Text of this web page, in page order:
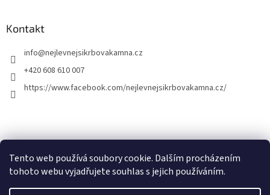
Tento web používá soubory cookie. Dalším procházením
tohoto webu vyjadřujete souhlas s jejich používáním.
Kontakt
info@nejlevnejsikrbovakamna.cz
+420 608 610 007
https://www.facebook.com/nejlevnejsikrbovakamna.cz/